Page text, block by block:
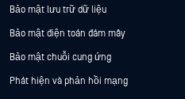
Bảo mật lưu trữ dữ liệu
Bảo mật điện toán đám mây
Bảo mật chuỗi cung ứng
Phát hiện và phản hồi mạng